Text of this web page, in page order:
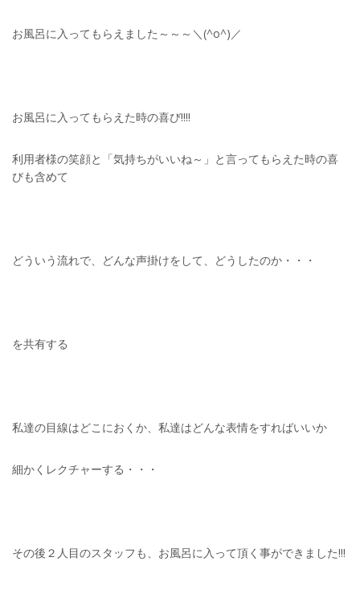
お風呂に入ってもらえました～～～＼(^o^)／
お風呂に入ってもらえた時の喜び!!!!
利用者様の笑顔と「気持ちがいいね～」と言ってもらえた時の喜
びも含めて
どういう流れで、どんな声掛けをして、どうしたのか・・・
を共有する
私達の目線はどこにおくか、私達はどんな表情をすればいいか
細かくレクチャーする・・・
その後２人目のスタッフも、お風呂に入って頂く事ができました!!!